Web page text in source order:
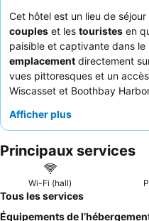
Cet hôtel est un lieu de
couples et les touristes en
paisible et captivante dans le
emplacement directement
vues pittoresques et un
Wiscasset et Boothbay
pour son excellente cuisine
soulignent régulièrement la
réceptionainsi que la qualité
amélioré, pensez à réserver
balconpour des vues
Afficher plus
Principaux services
Wi-Fi (hall)
Tous les services
Équipements de